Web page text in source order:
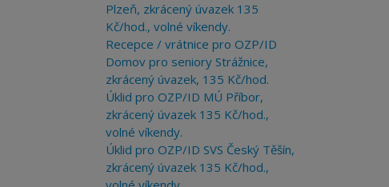
Plzeň, zkrácený úvazek 135
Kč/hod., volné víkendy.
Recepce / vrátnice pro OZP/ID
Domov pro seniory Strážnice,
zkrácený úvazek, 135 Kč/hod.
Úklid pro OZP/ID MÚ Příbor,
zkrácený úvazek 135 Kč/hod.,
volné víkendy.
Úklid pro OZP/ID SVS Český Těšín,
zkrácený úvazek 135 Kč/hod.,